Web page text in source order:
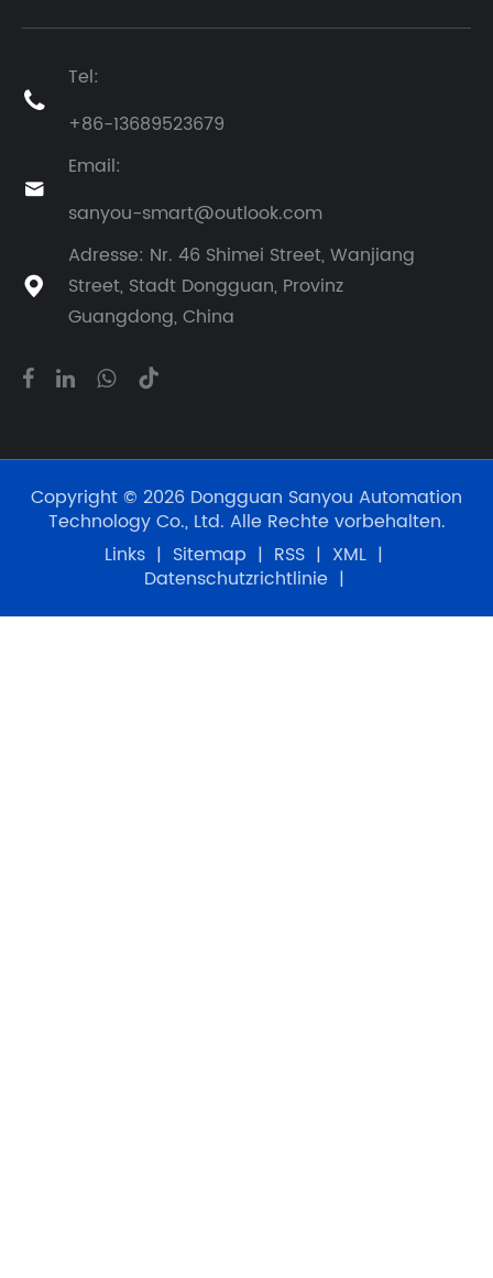

Tel:
+86-13689523679

Email:
sanyou-smart@outlook.com

Adresse: Nr. 46 Shimei Street, Wanjiang
Street, Stadt Dongguan, Provinz
Guangdong, China
Copyright © 2026 Dongguan Sanyou Automation
Technology Co., Ltd. Alle Rechte vorbehalten.
Links | Sitemap | RSS | XML |
Datenschutzrichtlinie |